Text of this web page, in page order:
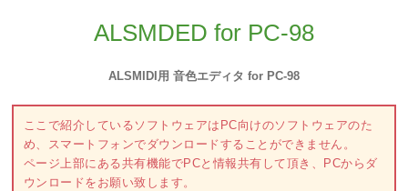
ALSMDED for PC-98
ALSMIDI用 音色エディタ for PC-98
ここで紹介しているソフトウェアはPC向けのソフトウェアのた
め、スマートフォンでダウンロードすることができません。
ページ上部にある共有機能でPCと情報共有して頂き、PCからダ
ウンロードをお願い致します。